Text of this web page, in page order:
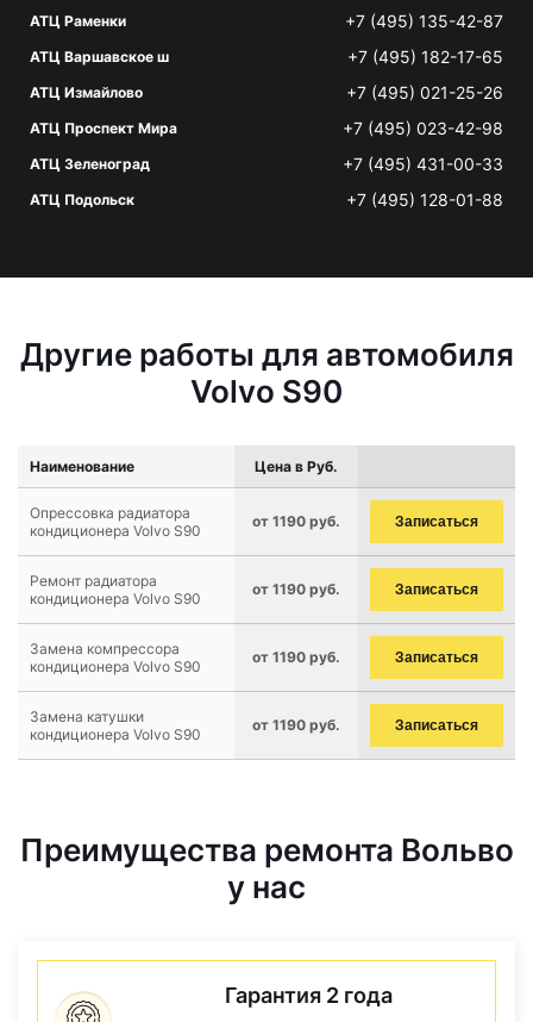
АТЦ Раменки +7 (495) 135-42-87
АТЦ Варшавское ш +7 (495) 182-17-65
АТЦ Измайлово +7 (495) 021-25-26
АТЦ Проспект Мира +7 (495) 023-42-98
АТЦ Зеленоград +7 (495) 431-00-33
АТЦ Подольск +7 (495) 128-01-88
Другие работы для автомобиля
Volvo S90
Наименование Цена в Руб.
Опрессовка радиатора
кондиционера Volvo S90
от 1190 руб. Записаться
Ремонт радиатора
кондиционера Volvo S90
от 1190 руб. Записаться
Замена компрессора
кондиционера Volvo S90
от 1190 руб. Записаться
Замена катушки
кондиционера Volvo S90
от 1190 руб. Записаться
Преимущества ремонта Вольво
у нас
Гарантия 2 года